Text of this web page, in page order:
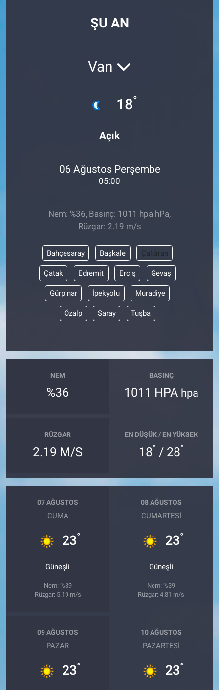
ŞU AN
Van
18°
Açık
06 Ağustos Perşembe
05:00
Nem: %36, Basınç: 1011 hpa hPa,
Rüzgar: 2.19 m/s
Bahçesaray Başkale Çaldıran
Çatak Edremit Erciş Gevaş
Gürpınar İpekyolu Muradiye
Özalp Saray Tuşba
NEM
%36
BASINÇ
1011 HPA hpa
RÜZGAR
2.19 M/S
EN DÜŞÜK / EN YÜKSEK
18° / 28°
07 AĞUSTOS
CUMA
23°
Güneşli
Nem: %39
Rüzgar: 5.19 m/s
08 AĞUSTOS
CUMARTESI
23°
Güneşli
Nem: %39
Rüzgar: 4.81 m/s
09 AĞUSTOS
PAZAR
23°
10 AĞUSTOS
PAZARTESI
23°
Teknoloji